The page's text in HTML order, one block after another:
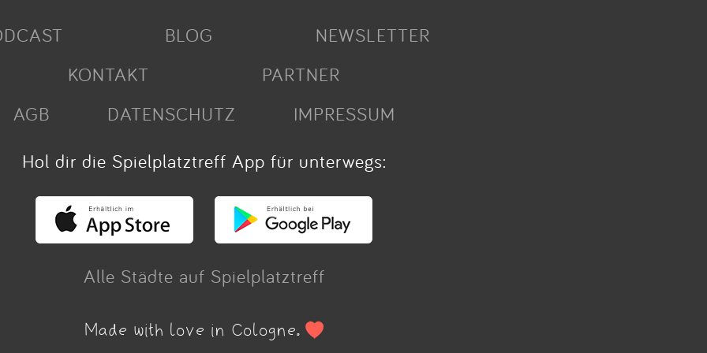
BLOG
NEWSLETTER
KONTAKT
PARTNER
AGB
DATENSCHUTZ
IMPRESSUM
Hol dir die Spielplatztreff App für unterwegs:
Alle Städte auf Spielplatztreff
Made with love in Cologne.